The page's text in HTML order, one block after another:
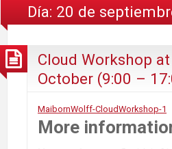
Día: 20 de
Cloud Workshop
October (9:00 –
MaibornWolff-CloudWorkshop-1
More